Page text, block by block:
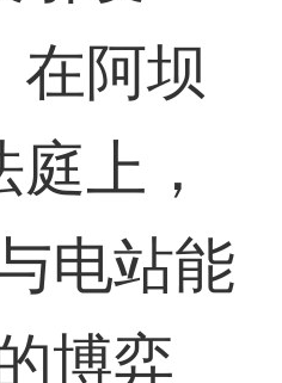
在阿坝
上，
电站能
博弈